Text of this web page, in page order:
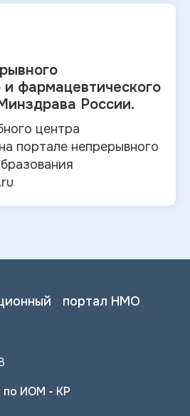
и фармацевтического
России.
центра
портале непрерывного
портал НМО
по ИОМ - КР